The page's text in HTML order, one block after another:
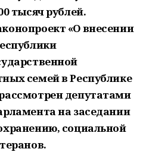
тысяч рублей.
«О внесении
семей в Республике
депутатами
на заседании
социальной